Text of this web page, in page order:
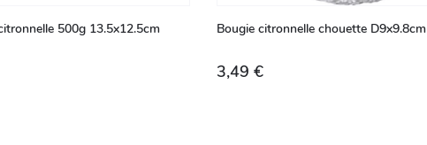
500g 13.5x12.5cm Bougie citronnelle chouette D9x9.8cm
3,49 €